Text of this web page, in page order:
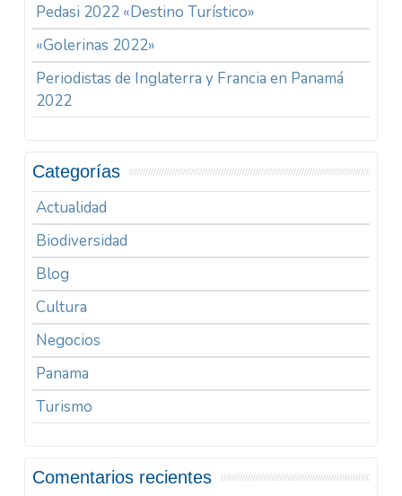
Pedasi 2022 «Destino Turístico»
«Golerinas 2022»
Periodistas de Inglaterra y Francia en Panamá
2022
Categorías
Actualidad
Biodiversidad
Blog
Cultura
Negocios
Panama
Turismo
Comentarios recientes